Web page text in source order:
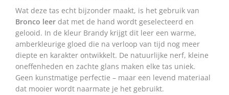
Wat deze tas echt bijzonder maakt, is het gebruik van
Bronco leer dat met de hand wordt geselecteerd en
gelooid. In de kleur Brandy krijgt dit leer een warme,
amberkleurige gloed die na verloop van tijd nog meer
diepte en karakter ontwikkelt. De natuurlijke nerf, kleine
oneffenheden en zachte glans maken elke tas uniek.
Geen kunstmatige perfectie – maar een levend materiaal
dat mooier wordt naarmate je het gebruikt.